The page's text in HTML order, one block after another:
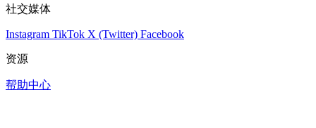
社交媒体
Instagram TikTok X (Twitter) Facebook
资源
帮助中心